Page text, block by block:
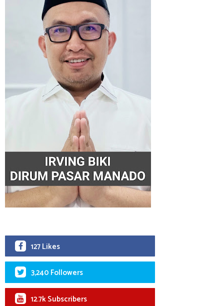
127 Likes
3,240 Followers
12.7k Subscribers